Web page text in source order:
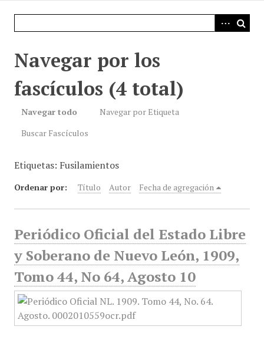
Navegar por los
fascículos (4 total)
Navegar todo
Navegar por Etiqueta
Buscar Fascículos
Etiquetas: Fusilamientos
Ordenar por: Título Autor Fecha de agregación
Periódico Oficial del Estado Libre
y Soberano de Nuevo León, 1909,
Tomo 44, No 64, Agosto 10